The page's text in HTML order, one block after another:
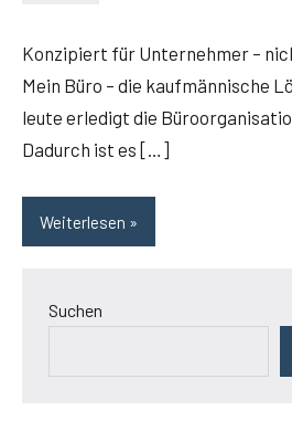
Kon­zi­piert für Unter­neh­mer –
Mein Büro – die kauf­män­ni­sche
leu­te erle­digt die
Dadurch ist es […]
Weiterlesen
Suchen